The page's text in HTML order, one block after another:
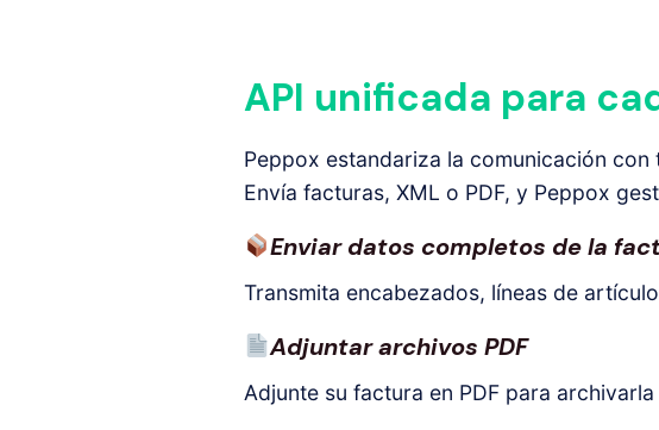
API unificada para
Peppox estandariza la comunicación
Envía facturas, XML o PDF, y Peppox
Enviar datos completos de la
Transmita encabezados, líneas de
Adjuntar archivos PDF
Adjunte su factura en PDF para